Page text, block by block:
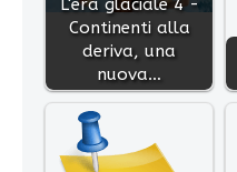
L'era glaciale 4 -
Continenti alla
deriva, una
nuova…